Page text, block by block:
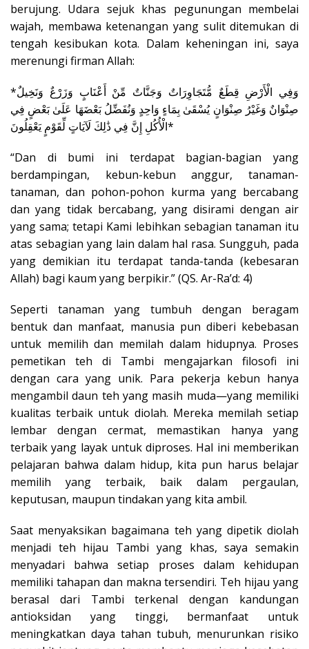
berujung. Udara sejuk khas pegunungan membelai
wajah, membawa ketenangan yang sulit ditemukan di
tengah kesibukan kota. Dalam keheningan ini, saya
merenungi firman Allah:
*وَفِي الْأَرْضِ قِطَعٌ مُّتَجَاوِرَاتٌ وَجَنَّاتٌ مِّنْ أَعْنَابٍ وَزَرْعٌ وَنَخِيلٌ
صِنْوَانٌ وَغَيْرُ صِنْوَانٍ يُسْقَىٰ بِمَاءٍ وَاحِدٍ وَنُفَضِّلُ بَعْضَهَا عَلَىٰ بَعْضٍ فِي
الْأُكُلِ إِنَّ فِي ذَٰلِكَ لَآيَاتٍ لِّقَوْمٍ يَعْقِلُونَ*
“Dan di bumi ini terdapat bagian-bagian yang
berdampingan, kebun-kebun anggur, tanaman-
tanaman, dan pohon-pohon kurma yang bercabang
dan yang tidak bercabang, yang disirami dengan air
yang sama; tetapi Kami lebihkan sebagian tanaman itu
atas sebagian yang lain dalam hal rasa. Sungguh, pada
yang demikian itu terdapat tanda-tanda (kebesaran
Allah) bagi kaum yang berpikir.” (QS. Ar-Ra’d: 4)
Seperti tanaman yang tumbuh dengan beragam
bentuk dan manfaat, manusia pun diberi kebebasan
untuk memilih dan memilah dalam hidupnya. Proses
pemetikan teh di Tambi mengajarkan filosofi ini
dengan cara yang unik. Para pekerja kebun hanya
mengambil daun teh yang masih muda—yang memiliki
kualitas terbaik untuk diolah. Mereka memilah setiap
lembar dengan cermat, memastikan hanya yang
terbaik yang layak untuk diproses. Hal ini memberikan
pelajaran bahwa dalam hidup, kita pun harus belajar
memilih yang terbaik, baik dalam pergaulan,
keputusan, maupun tindakan yang kita ambil.
Saat menyaksikan bagaimana teh yang dipetik diolah
menjadi teh hijau Tambi yang khas, saya semakin
menyadari bahwa setiap proses dalam kehidupan
memiliki tahapan dan makna tersendiri. Teh hijau yang
berasal dari Tambi terkenal dengan kandungan
antioksidan yang tinggi, bermanfaat untuk
meningkatkan daya tahan tubuh, menurunkan risiko